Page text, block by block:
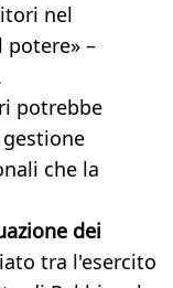
nel
–
potrebbe
che la
dei
tra l'esercito